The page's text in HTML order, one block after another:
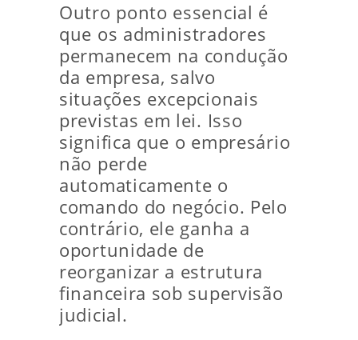
Outro ponto essencial é
que os administradores
permanecem na condução
da empresa, salvo
situações excepcionais
previstas em lei. Isso
significa que o empresário
não perde
automaticamente o
comando do negócio. Pelo
contrário, ele ganha a
oportunidade de
reorganizar a estrutura
financeira sob supervisão
judicial.